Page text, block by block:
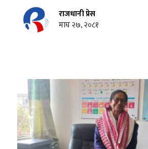
राजधानी प्रेस
माघ २७, २०८१